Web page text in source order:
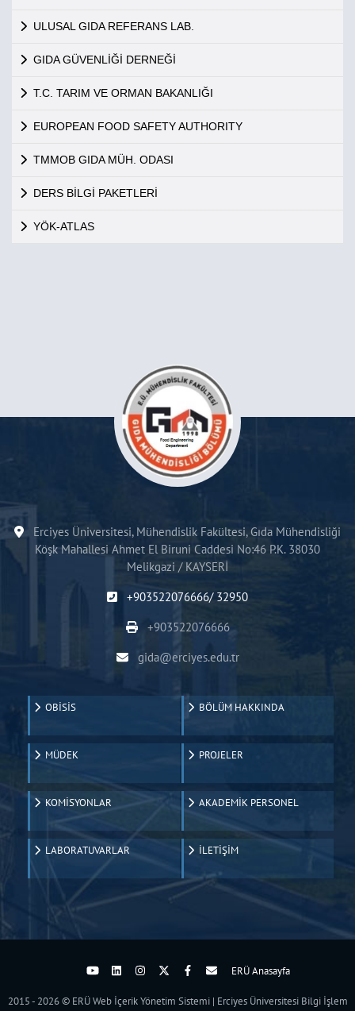
ULUSAL GIDA REFERANS LAB.
GIDA GÜVENLİĞİ DERNEĞİ
T.C. TARIM VE ORMAN BAKANLIĞI
EUROPEAN FOOD SAFETY AUTHORITY
TMMOB GIDA MÜH. ODASI
DERS BİLGİ PAKETLERİ
YÖK-ATLAS
Erciyes Üniversitesi, Mühendislik Fakültesi, Gıda Mühendisliği
Köşk Mahallesi Ahmet El Biruni Caddesi No:46 P.K. 38030
Melikgazi / KAYSERİ
+903522076666/ 32950
+903522076666
gida@erciyes.edu.tr
OBİSİS BÖLÜM HAKKINDA
MÜDEK PROJELER
KOMİSYONLAR AKADEMİK PERSONEL
LABORATUVARLAR İLETİŞİM
ERÜ Anasayfa
2015 - 2026 © ERÜ Web İçerik Yönetim Sistemi | Erciyes Üniversitesi Bilgi İşlem